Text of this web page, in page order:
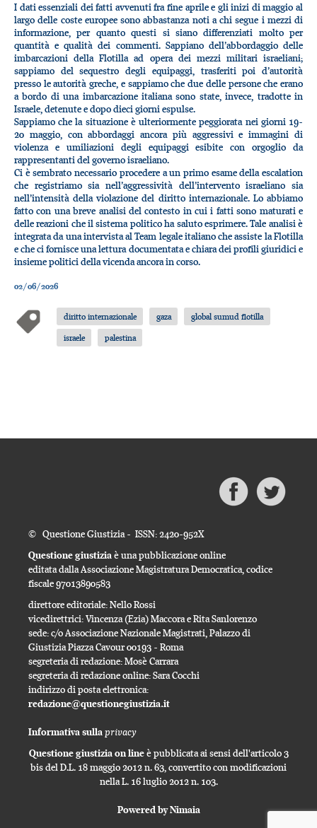
I dati essenziali dei fatti avvenuti fra fine aprile e gli inizi di maggio al
largo delle coste europee sono abbastanza noti a chi segue i mezzi di
informazione, per quanto questi si siano differenziati molto per
quantità e qualità dei commenti. Sappiano dell’abbordaggio delle
imbarcazioni della Flotilla ad opera dei mezzi militari israeliani;
sappiamo del sequestro degli equipaggi, trasferiti poi d’autorità
presso le autorità greche, e sappiamo che due delle persone che erano
a bordo di una imbarcazione italiana sono state, invece, tradotte in
Israele, detenute e dopo dieci giorni espulse.
Sappiamo che la situazione è ulteriormente peggiorata nei giorni 19-
20 maggio, con abbordaggi ancora più aggressivi e immagini di
violenza e umiliazioni degli equipaggi esibite con orgoglio da
rappresentanti del governo israeliano.
Ci è sembrato necessario procedere a un primo esame della escalation
che registriamo sia nell’aggressività dell’intervento israeliano sia
nell’intensità della violazione del diritto internazionale. Lo abbiamo
fatto con una breve analisi del contesto in cui i fatti sono maturati e
delle reazioni che il sistema politico ha saluto esprimere. Tale analisi è
integrata da una intervista al Team legale italiano che assiste la Flotilla
e che ci fornisce una lettura documentata e chiara dei profili giuridici e
insieme politici della vicenda ancora in corso.
02/06/2026
diritto internazionale gaza
global sumud flotilla
israele
palestina
© Questione Giustizia - ISSN: 2420-952X
Questione giustizia è una pubblicazione online
editata dalla Associazione Magistratura Democratica, codice
fiscale 97013890583
direttore editoriale: Nello Rossi
vicedirettrici: Vincenza (Ezia) Maccora e Rita Sanlorenzo
sede: c/o Associazione Nazionale Magistrati, Palazzo di
Giustizia Piazza Cavour 00193 - Roma
segreteria di redazione: Mosè Carrara
segreteria di redazione online: Sara Cocchi
indirizzo di posta elettronica:
redazione@questionegiustizia.it
Informativa sulla privacy
Questione giustizia on lineè pubblicata ai sensi dell'articolo 3
bis del D.L. 18 maggio 2012 n. 63, convertito con modificazioni
nella L. 16 luglio 2012 n. 103.
Powered by Nimaia